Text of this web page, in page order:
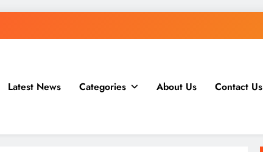
Latest News Categories About Us Contact Us